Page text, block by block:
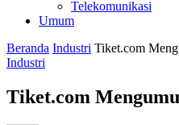
Telekomunikasi
Umum
Beranda Industri Tiket.com
Industri
Tiket.com